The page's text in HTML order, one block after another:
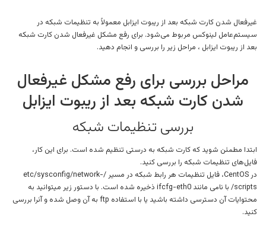
غیرفعال شدن کارت شبکه بعد از ریبوت ایزابل معمولاً به تنظیمات شبکه در
سیستم‌عامل لینوکس مربوط می‌شود. برای رفع مشکل غیرفعال شدن کارت شبکه
بعد از ریبوت ایزابل ، مراحل زیر را بررسی و انجام دهید.
مراحل بررسی برای رفع مشکل غیرفعال
شدن کارت شبکه بعد از ریبوت ایزابل
بررسی تنظیمات شبکه
ابتدا مطمئن شوید که کارت شبکه به درستی تنظیم شده است. برای این کار،
فایل‌های تنظیمات شبکه را بررسی کنید.
در CentOS، فایل تنظیمات هر رابط شبکه در مسیر /etc/sysconfig/network-
scripts/ با نامی مانند ifcfg-eth0 ذخیره شده است. با دستور زیر میتوانید به
محتوایات آن دسترسی داشته باشید یا با استفاده ftp به آن وصل شده و آنرا بررسی
کنید.